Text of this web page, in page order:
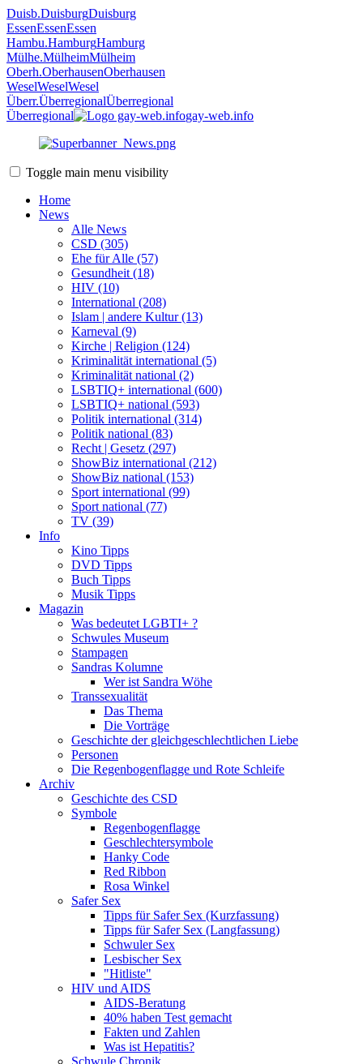
Duisb.DuisburgDuisburg
EssenEssenEssen
Hambu.HamburgHamburg
Mülhe.MülheimMülheim
Oberh.OberhausenOberhausen
WeselWeselWesel
Überr.ÜberregionalÜberregional
Überregional
gay-web.info
Toggle main menu visibility
Home
News
Alle News
CSD (305)
Ehe für Alle (57)
Gesundheit (18)
HIV (10)
International (208)
Islam | andere Kultur (13)
Karneval (9)
Kirche | Religion (124)
Kriminalität international (5)
Kriminalität national (2)
LSBTIQ+ international (600)
LSBTIQ+ national (593)
Politik international (314)
Politik national (83)
Recht | Gesetz (297)
ShowBiz international (212)
ShowBiz national (153)
Sport international (99)
Sport national (77)
TV (39)
Info
Kino Tipps
DVD Tipps
Buch Tipps
Musik Tipps
Magazin
Was bedeutet LGBTI+ ?
Schwules Museum
Stampagen
Sandras Kolumne
Wer ist Sandra Wöhe
Transsexualität
Das Thema
Die Vorträge
Geschichte der gleichgeschlechtlichen Liebe
Personen
Die Regenbogenflagge und Rote Schleife
Archiv
Geschichte des CSD
Symbole
Regenbogenflagge
Geschlechtersymbole
Hanky Code
Red Ribbon
Rosa Winkel
Safer Sex
Tipps für Safer Sex (Kurzfassung)
Tipps für Safer Sex (Langfassung)
Schwuler Sex
Lesbischer Sex
"Hitliste"
HIV und AIDS
AIDS-Beratung
40% haben Test gemacht
Fakten und Zahlen
Was ist Hepatitis?
Schwule Chronik